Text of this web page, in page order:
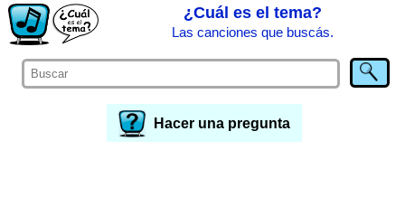
¿Cuál es el tema?
Las canciones que buscás.
Hacer una pregunta